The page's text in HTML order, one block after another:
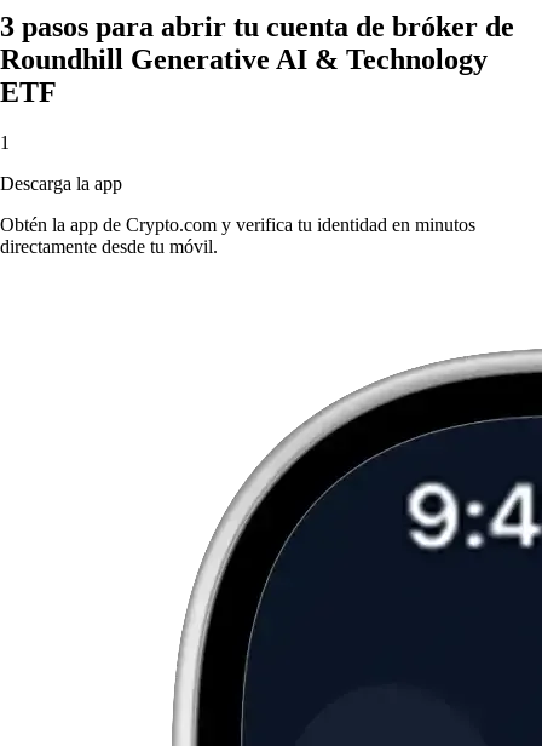
3 pasos para abrir tu cuenta de bróker de
Roundhill Generative AI & Technology
ETF
1
Descarga la app
Obtén la app de Crypto.com y verifica tu identidad en minutos
directamente desde tu móvil.